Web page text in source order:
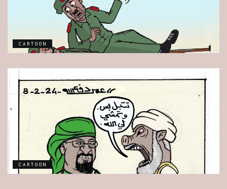
CARTOON
CARTOON